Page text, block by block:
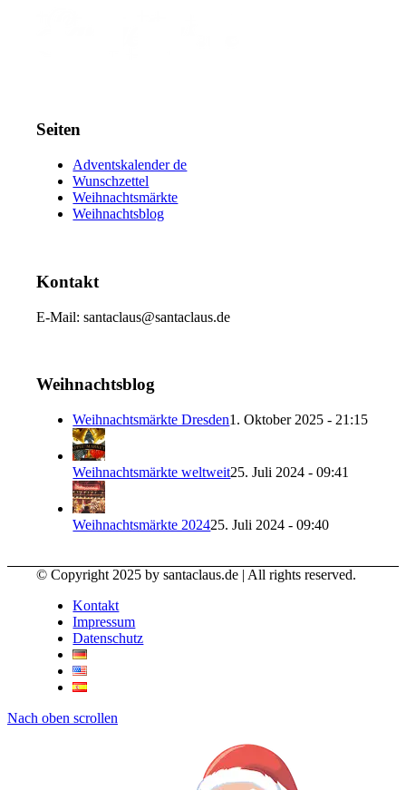
Seiten
Adventskalender de
Wunschzettel
Weihnachtsmärkte
Weihnachtsblog
Kontakt
E-Mail: santaclaus@santaclaus.de
Weihnachtsblog
Weihnachtsmärkte Dresden1. Oktober 2025 - 21:15
Weihnachtsmärkte weltweit25. Juli 2024 - 09:41
Weihnachtsmärkte 202425. Juli 2024 - 09:40
© Copyright 2025 by santaclaus.de | All rights reserved.
Kontakt
Impressum
Datenschutz
Nach oben scrollen